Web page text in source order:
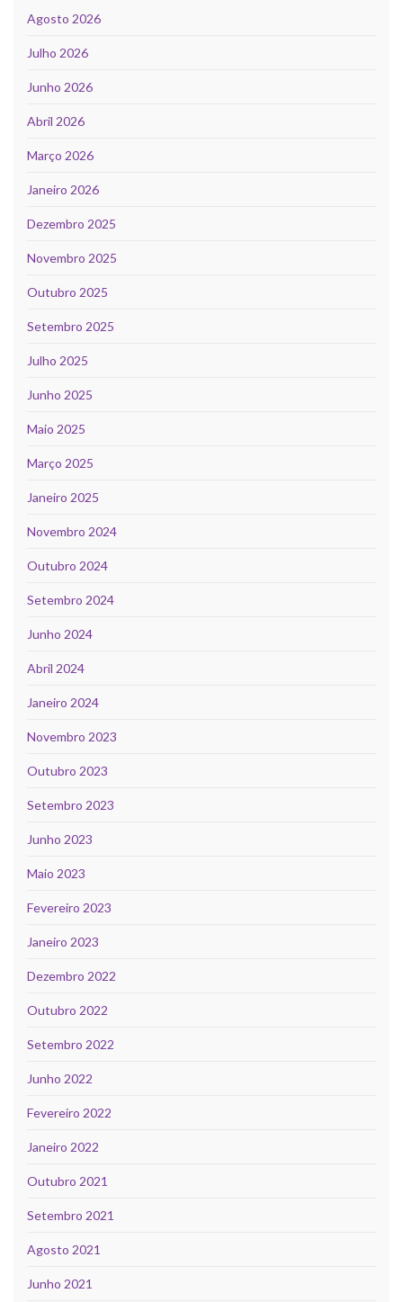
Agosto 2026
Julho 2026
Junho 2026
Abril 2026
Março 2026
Janeiro 2026
Dezembro 2025
Novembro 2025
Outubro 2025
Setembro 2025
Julho 2025
Junho 2025
Maio 2025
Março 2025
Janeiro 2025
Novembro 2024
Outubro 2024
Setembro 2024
Junho 2024
Abril 2024
Janeiro 2024
Novembro 2023
Outubro 2023
Setembro 2023
Junho 2023
Maio 2023
Fevereiro 2023
Janeiro 2023
Dezembro 2022
Outubro 2022
Setembro 2022
Junho 2022
Fevereiro 2022
Janeiro 2022
Outubro 2021
Setembro 2021
Agosto 2021
Junho 2021